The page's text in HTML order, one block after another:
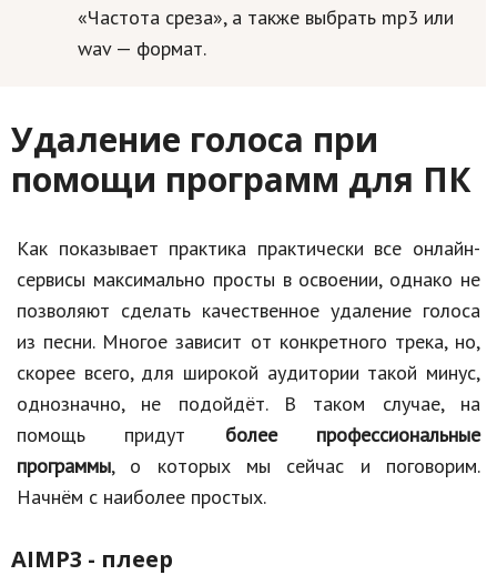
«Частота среза», а также выбрать mp3 или
wav — формат.
Удаление голоса при
помощи программ для ПК
Как показывает практика практически все онлайн-
сервисы максимально просты в освоении, однако не
позволяют сделать качественное удаление голоса
из песни. Многое зависит от конкретного трека, но,
скорее всего, для широкой аудитории такой минус,
однозначно, не подойдёт. В таком случае, на
помощь придут более профессиональные
программы, о которых мы сейчас и поговорим.
Начнём с наиболее простых.
AIMP3 - плеер